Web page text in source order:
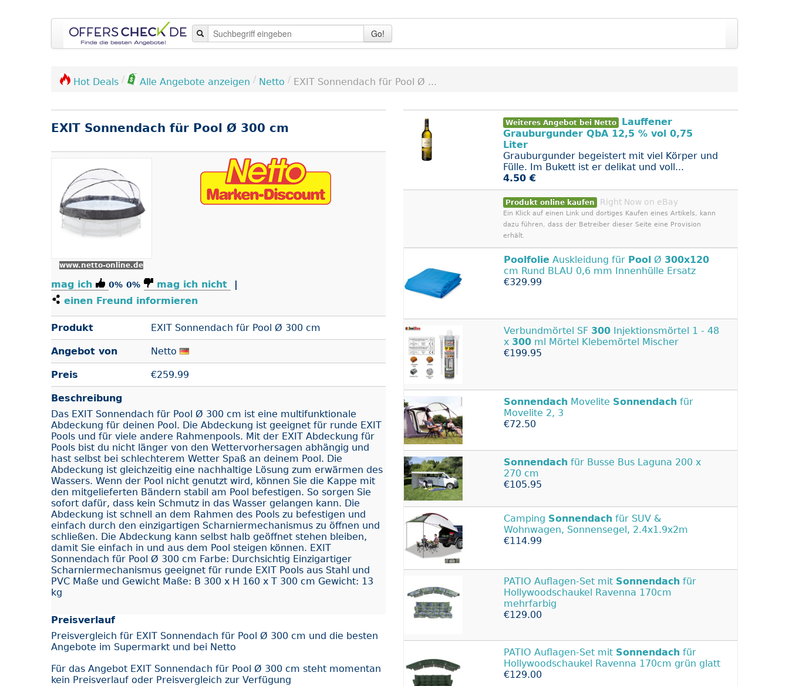
Go!
Hot Deals / Alle Angebote anzeigen / Netto / EXIT Sonnendach für Pool Ø ...
EXIT Sonnendach für Pool Ø 300 cm
www.netto-online.de
mag ich 0% 0% mag ich nicht
|
einen Freund informieren
Produkt EXIT Sonnendach für Pool Ø 300 cm
Angebot von Netto
Preis €259.99
Beschreibung
Das EXIT Sonnendach für Pool Ø 300 cm ist eine multifunktionale
Abdeckung für deinen Pool. Die Abdeckung ist geeignet für runde EXIT
Pools und für viele andere Rahmenpools. Mit der EXIT Abdeckung für
Pools bist du nicht länger von den Wettervorhersagen abhängig und
hast selbst bei schlechterem Wetter Spaß an deinem Pool. Die
Abdeckung ist gleichzeitig eine nachhaltige Lösung zum erwärmen des
Wassers. Wenn der Pool nicht genutzt wird, können Sie die Kappe mit
den mitgelieferten Bändern stabil am Pool befestigen. So sorgen Sie
sofort dafür, dass kein Schmutz in das Wasser gelangen kann. Die
Abdeckung ist schnell an dem Rahmen des Pools zu befestigen und
einfach durch den einzigartigen Scharniermechanismus zu öffnen und
schließen. Die Abdeckung kann selbst halb geöffnet stehen bleiben,
damit Sie einfach in und aus dem Pool steigen können. EXIT
Sonnendach für Pool Ø 300 cm Farbe: Durchsichtig Einzigartiger
Scharniermechanismus geeignet für runde EXIT Pools aus Stahl und
PVC Maße und Gewicht Maße: B 300 x H 160 x T 300 cm Gewicht: 13
kg
Preisverlauf
Preisvergleich für EXIT Sonnendach für Pool Ø 300 cm und die besten
Angebote im Supermarkt und bei Netto
Für das Angebot EXIT Sonnendach für Pool Ø 300 cm steht momentan
kein Preisverlauf oder Preisvergleich zur Verfügung
Weiteres Angebot bei Netto
Lauffener
Grauburgunder QbA 12,5 % vol 0,75
Liter
Grauburgunder begeistert mit viel Körper und
Fülle. Im Bukett ist er delikat und voll...
4.50 €
Produkt online kaufen Right Now on eBay
Ein Klick auf einen Link und dortiges Kaufen eines Artikels, kann
dazu führen, dass der Betreiber dieser Seite eine Provision
erhält.
Poolfolie Auskleidung für Pool Ø 300x120
cm Rund BLAU 0,6 mm Innenhülle Ersatz
€329.99
Verbundmörtel SF 300 Injektionsmörtel 1 - 48
x 300 ml Mörtel Klebemörtel Mischer
€199.95
Sonnendach Movelite Sonnendach für
Movelite 2, 3
€72.50
Sonnendach für Busse Bus Laguna 200 x
270 cm
€105.95
Camping Sonnendach für SUV &
Wohnwagen, Sonnensegel, 2.4x1.9x2m
€114.99
PATIO Auflagen-Set mit Sonnendach für
Hollywoodschaukel Ravenna 170cm
mehrfarbig
€129.00
PATIO Auflagen-Set mit Sonnendach für
Hollywoodschaukel Ravenna 170cm grün glatt
€129.00